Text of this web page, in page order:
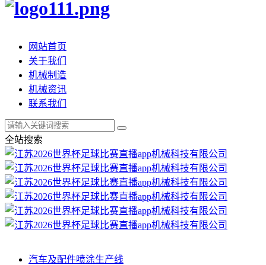
网站首页
关于我们
机械制造
机械资讯
联系我们
全站搜索
汽车及配件喷涂生产线